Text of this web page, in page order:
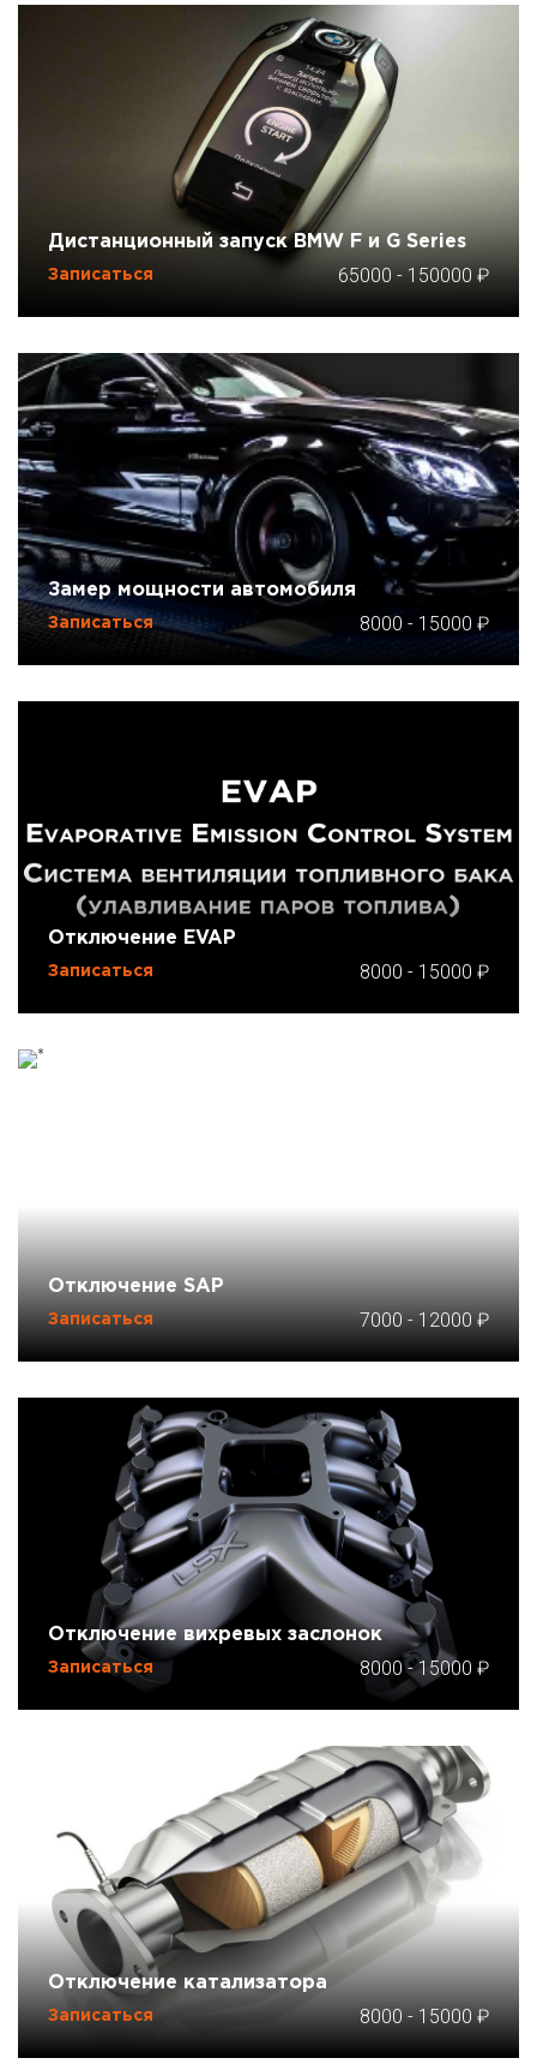
Дистанционный запуск BMW F и G Series
Записаться 65000 - 150000
Замер мощности автомобиля
Записаться 8000 - 15000
Отключение EVAP
Записаться 8000 - 15000
Отключение SAP
Записаться 7000 - 12000
Отключение вихревых заслонок
Записаться 8000-15000
Отключение катализатора
Записаться 8000 - 15000